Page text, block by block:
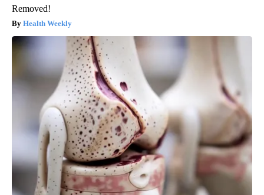
Removed!
Health Weekly